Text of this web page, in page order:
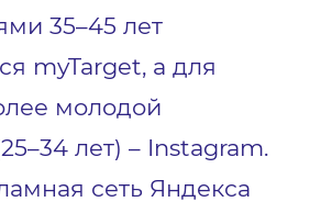
35–45 лет
myTarget, а для
молодой
лет) – Instagram.
сеть Яндекса